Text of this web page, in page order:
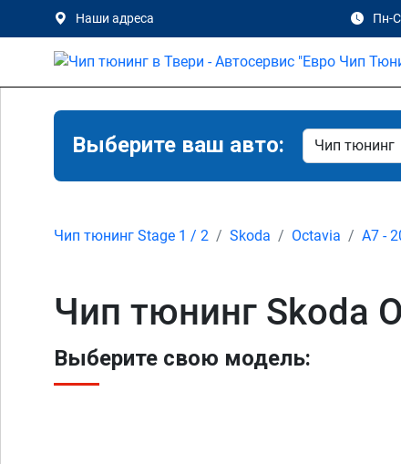
Наши адреса Пн-
Выберите ваш авто:
Чип тюнинг Stage 1 / 2 Skoda Octavia A7 -
Чип тюнинг Skoda
Выберите свою модель: